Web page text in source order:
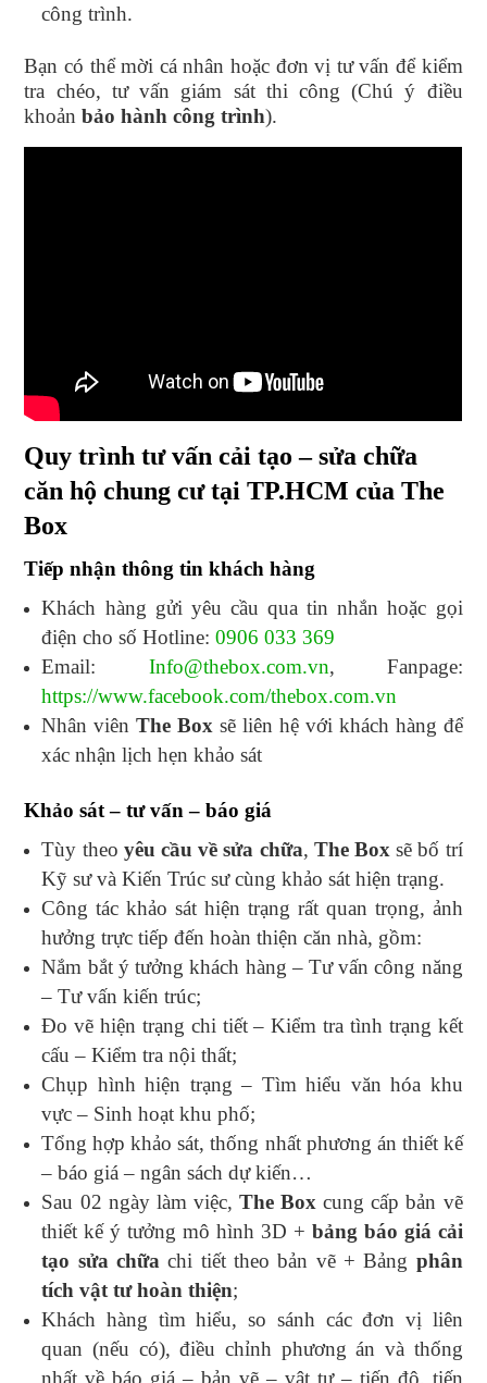
công trình.
Bạn có thể mời cá nhân hoặc đơn vị tư vấn để kiểm
tra chéo, tư vấn giám sát thi công (Chú ý điều
khoảnbảo hành công trình).
Quy trình tư vấn cải tạo – sửa chữa
căn hộ chung cư tại TP.HCM của The
Box
Tiếp nhận thông tin khách hàng
Khách hàng gửi yêu cầu qua tin nhắn hoặc gọi
điện cho số Hotline:0906 033 369
Email: Info@thebox.com.vn, Fanpage:
https://www.facebook.com/thebox.com.vn
Nhân viênThe Box sẽ liên hệ với khách hàng để
xác nhận lịch hẹn khảo sát
Khảo sát – tư vấn – báo giá
Tùy theo yêu cầu về sửa chữa, The Box sẽ bố trí
Kỹ sư và Kiến Trúc sư cùng khảo sát hiện trạng.
Công tác khảo sát hiện trạng rất quan trọng, ảnh
hưởng trực tiếp đến hoàn thiện căn nhà, gồm:
Nắm bắt ý tưởng khách hàng – Tư vấn công năng
– Tư vấn kiến trúc;
Đo vẽ hiện trạng chi tiết – Kiểm tra tình trạng kết
cấu – Kiểm tra nội thất;
Chụp hình hiện trạng – Tìm hiểu văn hóa khu
vực – Sinh hoạt khu phố;
Tổng hợp khảo sát, thống nhất phương án thiết kế
– báo giá – ngân sách dự kiến…
Sau 02 ngày làm việc, The Box cung cấp bản vẽ
thiết kế ý tưởng mô hình 3D + bảng báo giá cải
tạo sửa chữa chi tiết theo bản vẽ + Bảng phân
tích vật tư hoàn thiện;
Khách hàng tìm hiểu, so sánh các đơn vị liên
quan (nếu có), điều chỉnh phương án và thống
nhất về báo giá – bản vẽ – vật tư – tiến độ, tiến